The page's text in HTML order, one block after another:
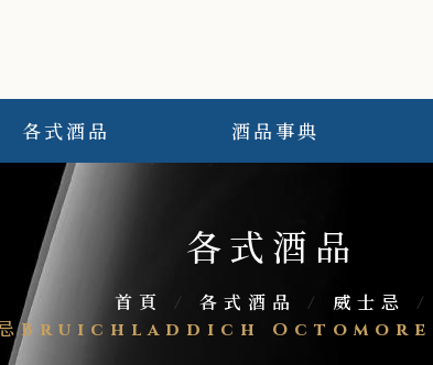
各式酒品 酒品事典
各式酒品
首頁 / 各式酒品 / 威士忌
/
威士忌Bruichladdich